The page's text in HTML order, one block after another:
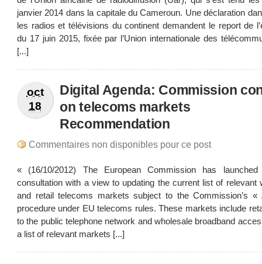
janvier 2014 dans la capitale du Cameroun. Une déclaration
les radios et télévisions du continent demandent le report de
du 17 juin 2015, fixée par l’Union internationale des
[...]
oct
18
Digital Agenda: Commission
on telecoms markets
Recommendation
Commentaires non disponibles pour ce post
« (16/10/2012) The European Commission has
consultation with a view to updating the current list of relevant
and retail telecoms markets subject to the Commission’s «
procedure under EU telecoms rules. These markets include
to the public telephone network and wholesale broadband
a list of relevant markets [...]